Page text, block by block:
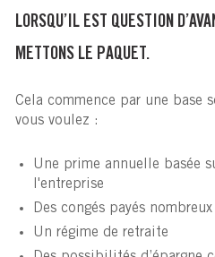
LORSQU’IL EST QUESTION
METTONS LE PAQUET.
Cela commence par une base
vous voulez :
Une prime annuelle basée
l'entreprise
Des congés payés nombreux
Un régime de retraite